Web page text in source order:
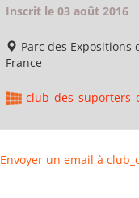
Inscrit le 03 août 2016
Parc des Expositions
France
Envoyer un email à